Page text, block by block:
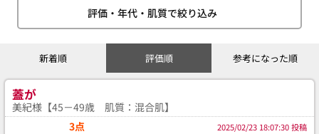
評価・年代・肌質で絞り込み
新着順 評価順 参考になった順
蓋が
美紀様【45－49歳 肌質：混合肌】
3点
2025/02/23 18:07:30 投稿